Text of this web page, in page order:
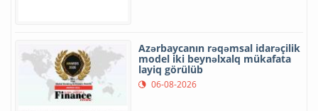
Azərbaycanın rəqəmsal idarəçilik
model iki beynəlxalq mükafata
layiq görülüb
06-08-2026